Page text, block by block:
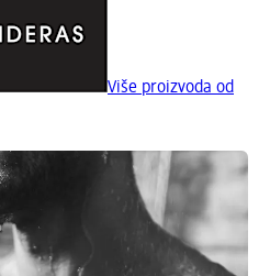
Više proizvoda od